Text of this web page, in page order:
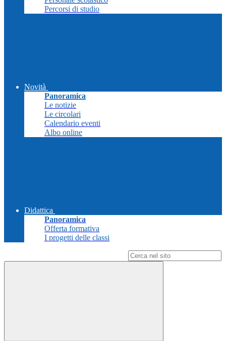
Percorsi di studio
Novità
Panoramica
Le notizie
Le circolari
Calendario eventi
Albo online
Didattica
Panoramica
Offerta formativa
I progetti delle classi